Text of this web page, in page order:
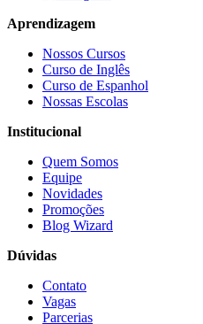
Aprendizagem
Nossos Cursos
Curso de Inglês
Curso de Espanhol
Nossas Escolas
Institucional
Quem Somos
Equipe
Novidades
Promoções
Blog Wizard
Dúvidas
Contato
Vagas
Parcerias